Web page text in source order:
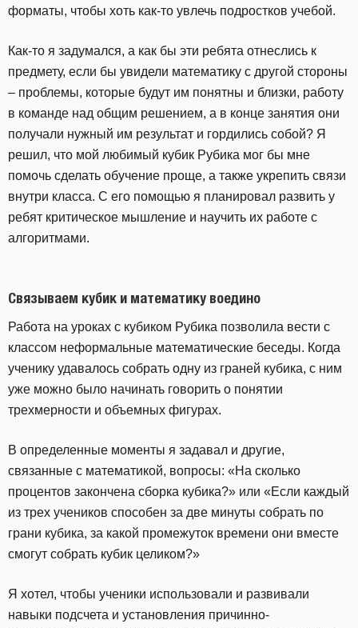
форматы, чтобы хоть как-то увлечь подростков учебой.
Как-то я задумался, а как бы эти ребята отнеслись к
предмету, если бы увидели математику с другой стороны
– проблемы, которые будут им понятны и близки, работу
в команде над общим решением, а в конце занятия они
получали нужный им результат и гордились собой? Я
решил, что мой любимый кубик Рубика мог бы мне
помочь сделать обучение проще, а также укрепить связи
внутри класса. С его помощью я планировал развить у
ребят критическое мышление и научить их работе с
алгоритмами.
Связываем кубик и математику воедино
Работа на уроках с кубиком Рубика позволила вести с
классом неформальные математические беседы. Когда
ученику удавалось собрать одну из граней кубика, с ним
уже можно было начинать говорить о понятии
трехмерности и объемных фигурах.
В определенные моменты я задавал и другие,
связанные с математикой, вопросы: «На сколько
процентов закончена сборка кубика?» или «Если каждый
из трех учеников способен за две минуты собрать по
грани кубика, за какой промежуток времени они вместе
смогут собрать кубик целиком?»
Я хотел, чтобы ученики использовали и развивали
навыки подсчета и установления причинно-